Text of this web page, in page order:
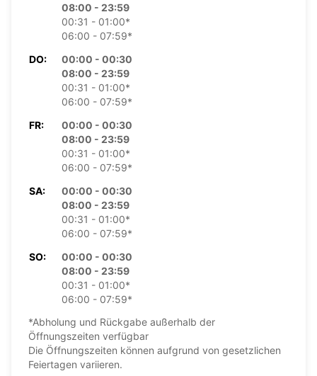
08:00 - 23:59
00:31 - 01:00*
06:00 - 07:59*
DO:
00:00 - 00:30
08:00 - 23:59
00:31 - 01:00*
06:00 - 07:59*
FR:
00:00 - 00:30
08:00 - 23:59
00:31 - 01:00*
06:00 - 07:59*
SA:
00:00 - 00:30
08:00 - 23:59
00:31 - 01:00*
06:00 - 07:59*
SO:
00:00 - 00:30
08:00 - 23:59
00:31 - 01:00*
06:00 - 07:59*
*Abholung und Rückgabe außerhalb der
Öffnungszeiten verfügbar
Die Öffnungszeiten können aufgrund von gesetzlichen
Feiertagen variieren.